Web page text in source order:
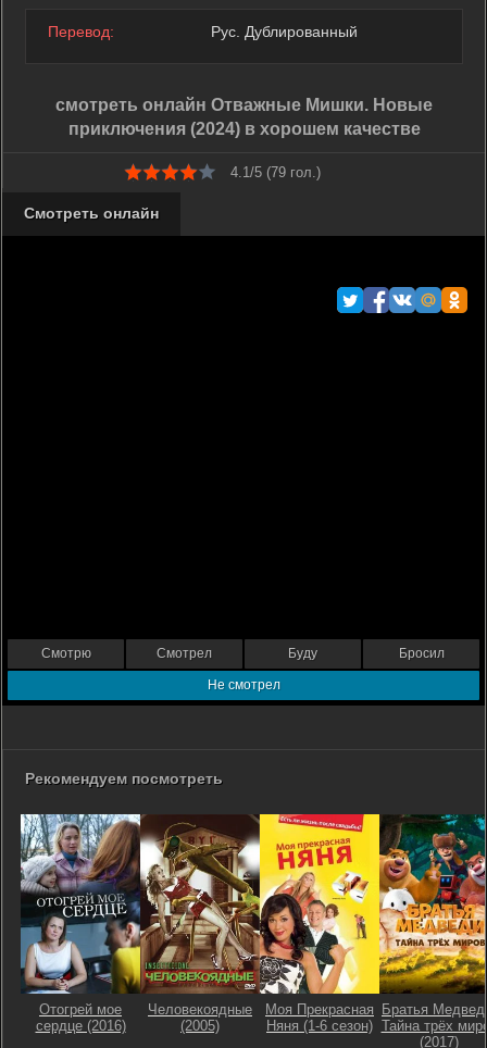
Перевод: Рус. Дублированный
смотреть онлайн Отважные Мишки. Новые
приключения (2024) в хорошем качестве
4.1/5 (79 гол.)
Смотреть онлайн
Смотрю Смотрел Буду Бросил
Не смотрел
Рекомендуем посмотреть
Отогрей мое
сердце (2016)
Человекоядные
(2005)
Моя Прекрасная
Няня (1-6 сезон)
Братья
Тайна трёх
(2017)